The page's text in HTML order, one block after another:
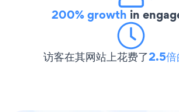
200% growth in
访客在其网站上花费了2.5倍